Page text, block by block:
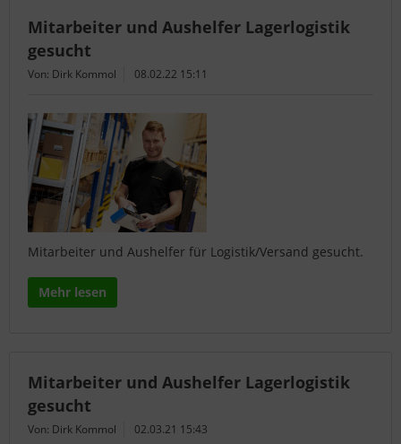
Mitarbeiter und Aushelfer Lagerlogistik
gesucht
Von: Dirk Kommol 08.02.22 15:11
Mitarbeiter und Aushelfer für Logistik/Versand gesucht.
Mehr lesen
Mitarbeiter und Aushelfer Lagerlogistik
gesucht
Von: Dirk Kommol 02.03.21 15:43